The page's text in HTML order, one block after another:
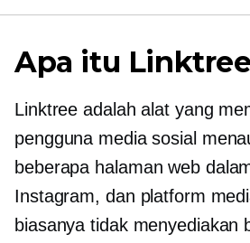
Apa itu
Linktree adalah alat yang
pengguna media sosial
beberapa halaman web
Instagram, dan platform
biasanya tidak menyediakan